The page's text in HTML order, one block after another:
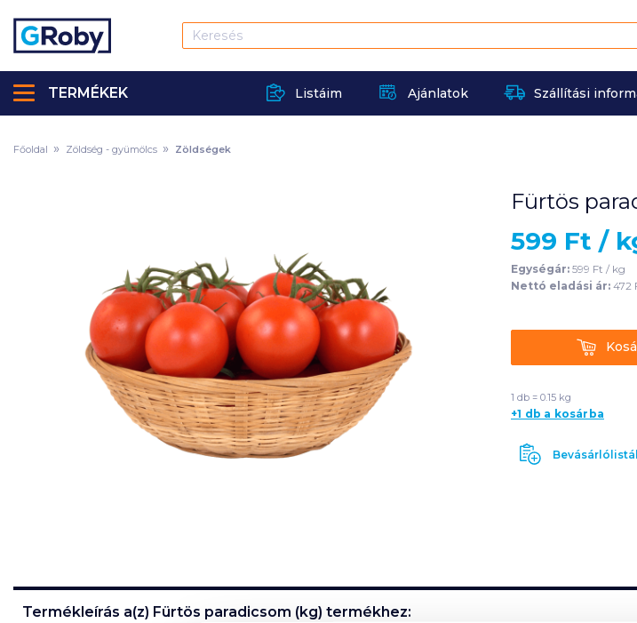
Listáim Ajánlatok Szállítási
TERMÉKEK
Főoldal Zöldség - gyümölcs Zöldségek
Fürtös
599 Ft /
Egységár: 599 Ft / kg
Nettó eladási ár: 472
Kosárba
1 db = 0.15 kg
+1 db a kosárba
Termékleírás a(z) Fürtös paradicsom (kg) termékhez: